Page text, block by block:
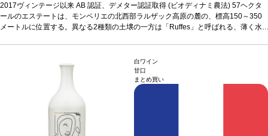
分を通しミネラル（ボーキサイト、鉄、アルミニウムなど）に富んだ土壌、他方
は、より深い砂岩と頁岩が砕けた土壌で水分を保持する。畑はエロー北部の中心に
位置する。気候は気温の範囲が広く、海からの距離と高原に近いことが夏の夜間に
生き生きとしたスパイスを伴う。ほのかな黒果実とジンジャーブレッドのニュアン
スを感じ、エレガントで洗練されたタンニンが味わいを縁取り、素晴らしいバラン
スと快活さを備えている。
オーブラック牛のステーキやラルザックのチ
ーズなど、南仏の定番料理との相性抜群
葡萄品種
認証 デメテール
同様の場合は自動的に次のヴィンテージに変更されます、ご了承ください。
2017ヴィンテージ以来 AB 認証、デメター認証取得 (ビオディナミ農法)57ヘクタ
ールのエステートは、モンペリエの北西部ラルザック高原の麓の、標高150～350
メートルに位置する。異なる2種類の土壌の一方は「Ruffes」と呼ばれる、薄く水
位置する。気候は気温の範囲が広く、海からの距離と高原に近いことが夏の夜間に
爽やかな空気をもたらし、ゆっくりと果実の熟成が進む。
赤みがかった濃いルビー色。ノーズは力強い低木地を表し、ジャムのような果実と
生き生きとしたスパイスを伴う。ほのかな黒果実とジンジャーブレッドのニュアン
スを感じ、エレガントで洗練されたタンニンが味わいを縁取り、素晴らしいバラン
スと快活さを備えている。
ーズなど、南仏の定番料理との相性抜群
白ワイン
甘口
まとめ買い